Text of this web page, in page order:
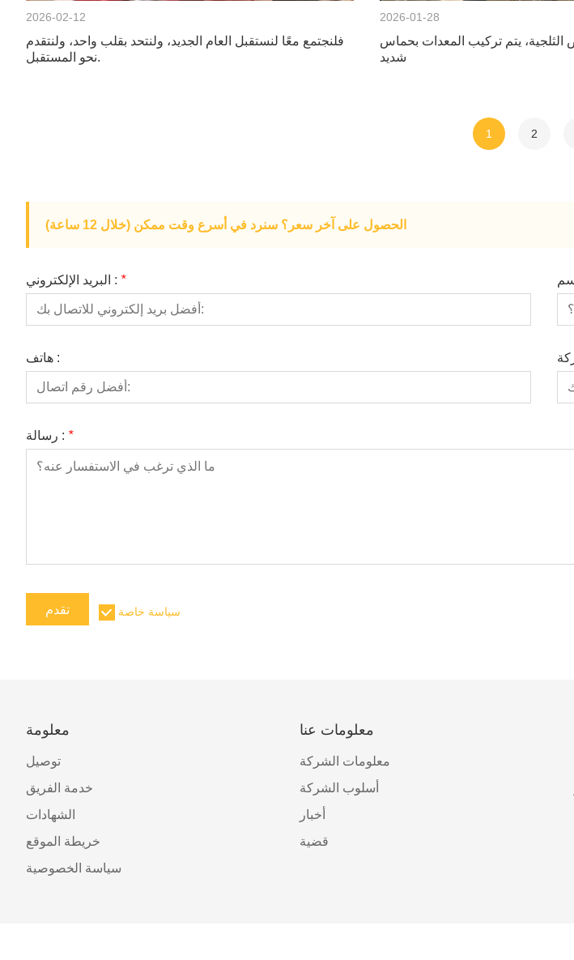
2026-02-12
فلنجتمع معًا لنستقبل العام الجديد، ولنتحد بقلب واحد، ولنتقدم
نحو المستقبل.
2026-01-28
الثلجية، يتم تركيب المعدات بحماس
شديد
1 2
الحصول على آخر سعر؟ سنرد في أسرع وقت ممكن (خلال 12 ساعة)
البريد الإلكتروني : *
هاتف :
رسالة : *
تقدم سياسة خاصة
معلومة
توصيل
خدمة الفريق
الشهادات
خريطة الموقع
سياسة الخصوصية
معلومات عنا
معلومات الشركة
أسلوب الشركة
أخبار
قضية